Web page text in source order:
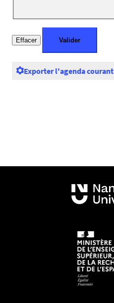
Exporter l'agenda courant